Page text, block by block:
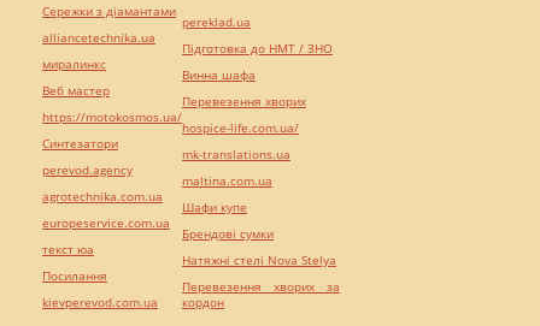
Сережки з діамантами
alliancetechnika.ua
миралинкс
Веб мастер
https://motokosmos.ua/
Синтезатори
perevod.agency
agrotechnika.com.ua
europeservice.com.ua
текст юа
Посилання
kievperevod.com.ua
pereklad.ua
Підготовка до НМТ / ЗНО
Винна шафа
Перевезення хворих
hospice-life.com.ua/
mk-translations.ua
maltina.com.ua
Шафи купе
Брендові сумки
Натяжні стелі Nova Stelya
Перевезення хворих за
кордон